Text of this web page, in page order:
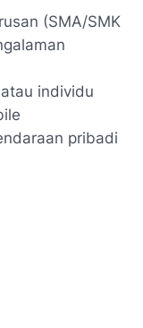
(SMA/SMK
individu
pribadi